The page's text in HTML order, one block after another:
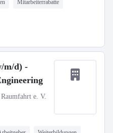
Mitarbeiterrabatte
m/d) -
e. V.